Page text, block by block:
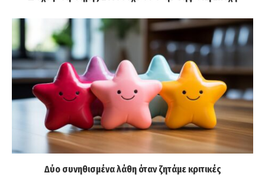
Δύο συνηθισμένα λάθη όταν ζητάμε κριτικές